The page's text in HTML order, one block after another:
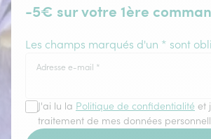
-5€ sur votre 1ère
Les champs marqués d'un * sont
Adresse e-mail *
J'ai lu la Politique de confidentialité et
traitement de mes données